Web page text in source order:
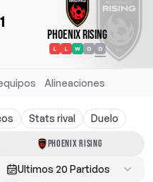
1
Phoenix Rising
L L W D D
Alineaciones
Stats rival Duelo
PHOENIX RISING
Ultimos 20 Partidos